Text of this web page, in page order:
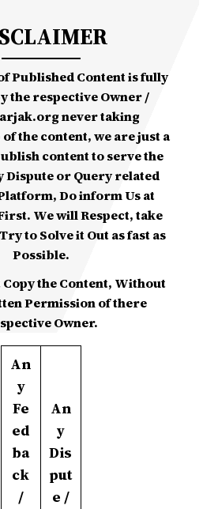
Published Content is fully
the respective Owner /
never taking
the content, we are just a
content to serve the
Dispute or Query related
Do inform Us at
We will Respect, take
to Solve it Out as fast as
Possible.
Copy the Content, Without
Permission of there
Owner.
An
y
Fe
ed
ba
ck
/
An
y
Dis
put
e /